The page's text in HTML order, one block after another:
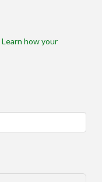
Learn how your